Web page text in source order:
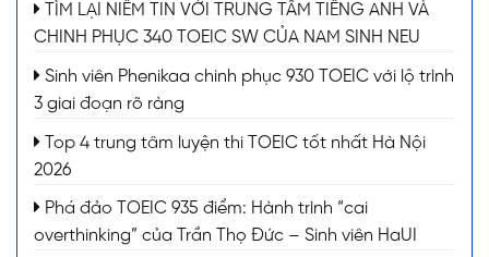
TÌM LẠI NIỀM TIN VỚI TRUNG TÂM TIẾNG ANH VÀ
CHINH PHỤC 340 TOEIC SW CỦA NAM SINH NEU
Sinh viên Phenikaa chinh phục 930 TOEIC với lộ trình
3 giai đoạn rõ ràng
Top 4 trung tâm luyện thi TOEIC tốt nhất Hà Nội
2026
Phá đảo TOEIC 935 điểm: Hành trình “cai
overthinking” của Trần Thọ Đức – Sinh viên HaUI